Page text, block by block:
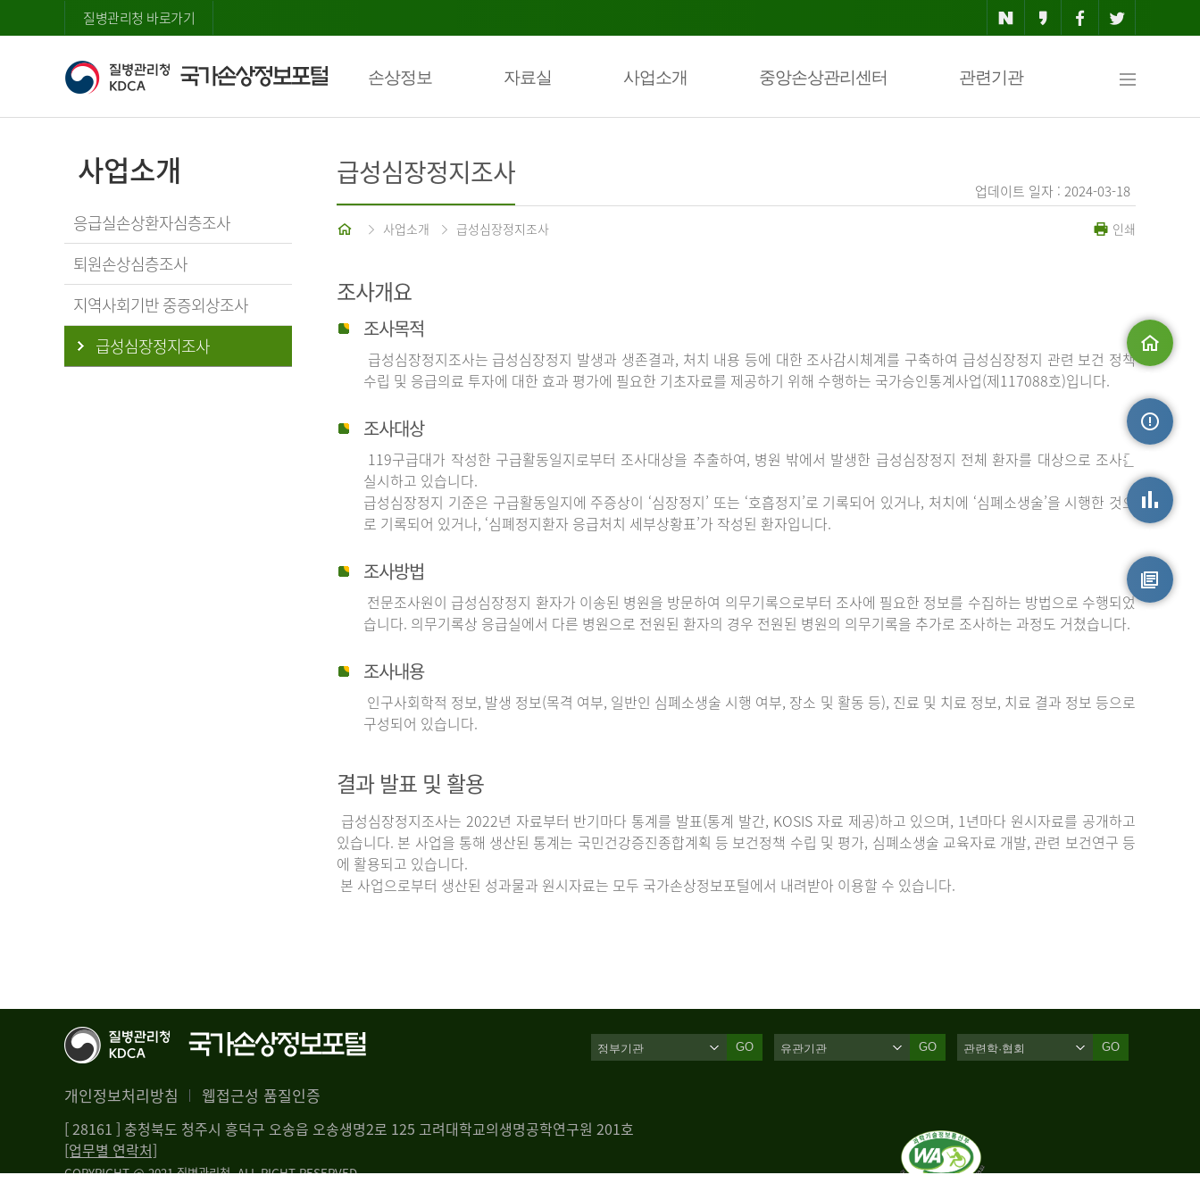
질병관리청 바로가기
손상정보 자료실 사업소개 중앙손상관리센터 관련기관
맵
사업소개
응급실손상환자심층조사
퇴원손상심층조사
지역사회기반 중증외상조사
급성심장정지조사
업데이트 일자 : 2024-03-18
급성심장정지조사
홈 사업소개 급성심장정지조사 인쇄
조사개요
조사목적
급성심장정지조사는 급성심장정지 발생과 생존결과, 처치 내용 등에 대한 조사감시체계를 구축하여 급성심장정지 관련 보건 정책
수립 및 응급의료 투자에 대한 효과 평가에 필요한 기초자료를 제공하기 위해 수행하는 국가승인통계사업(제117088호)입니다.
조사대상
119구급대가 작성한 구급활동일지로부터 조사대상을 추출하여, 병원 밖에서 발생한 급성심장정지 전체 환자를 대상으로 조사를
실시하고 있습니다.
급성심장정지 기준은 구급활동일지에 주증상이 ‘심장정지’ 또는 ‘호흡정지’로 기록되어 있거나, 처치에 ‘심폐소생술’을 시행한 것으
로 기록되어 있거나, ‘심폐정지환자 응급처치 세부상황표’가 작성된 환자입니다.
조사방법
전문조사원이 급성심장정지 환자가 이송된 병원을 방문하여 의무기록으로부터 조사에 필요한 정보를 수집하는 방법으로 수행되었
습니다. 의무기록상 응급실에서 다른 병원으로 전원된 환자의 경우 전원된 병원의 의무기록을 추가로 조사하는 과정도 거쳤습니다.
조사내용
인구사회학적 정보, 발생 정보(목격 여부, 일반인 심폐소생술 시행 여부, 장소 및 활동 등), 진료 및 치료 정보, 치료 결과 정보 등으로
구성되어 있습니다.
결과 발표 및 활용
급성심장정지조사는 2022년 자료부터 반기마다 통계를 발표(통계 발간, KOSIS 자료 제공)하고 있으며, 1년마다 원시자료를 공개하고
있습니다. 본 사업을 통해 생산된 통계는 국민건강증진종합계획 등 보건정책 수립 및 평가, 심폐소생술 교육자료 개발, 관련 보건연구 등
에 활용되고 있습니다.
본 사업으로부터 생산된 성과물과 원시자료는 모두 국가손상정보포털에서 내려받아 이용할 수 있습니다.
개인정보처리방침 웹접근성 품질인증
GO GO GO
[ 28161 ] 충청북도 청주시 흥덕구 오송읍 오송생명2로 125 고려대학교의생명공학연구원 201호
[업무별 연락처]
COPYRIGHT @ 2021 질병관리청. ALL RIGHT RESERVED
손상정보
원시자료